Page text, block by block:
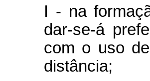
I - na
dar-se-á
com o uso
distância;